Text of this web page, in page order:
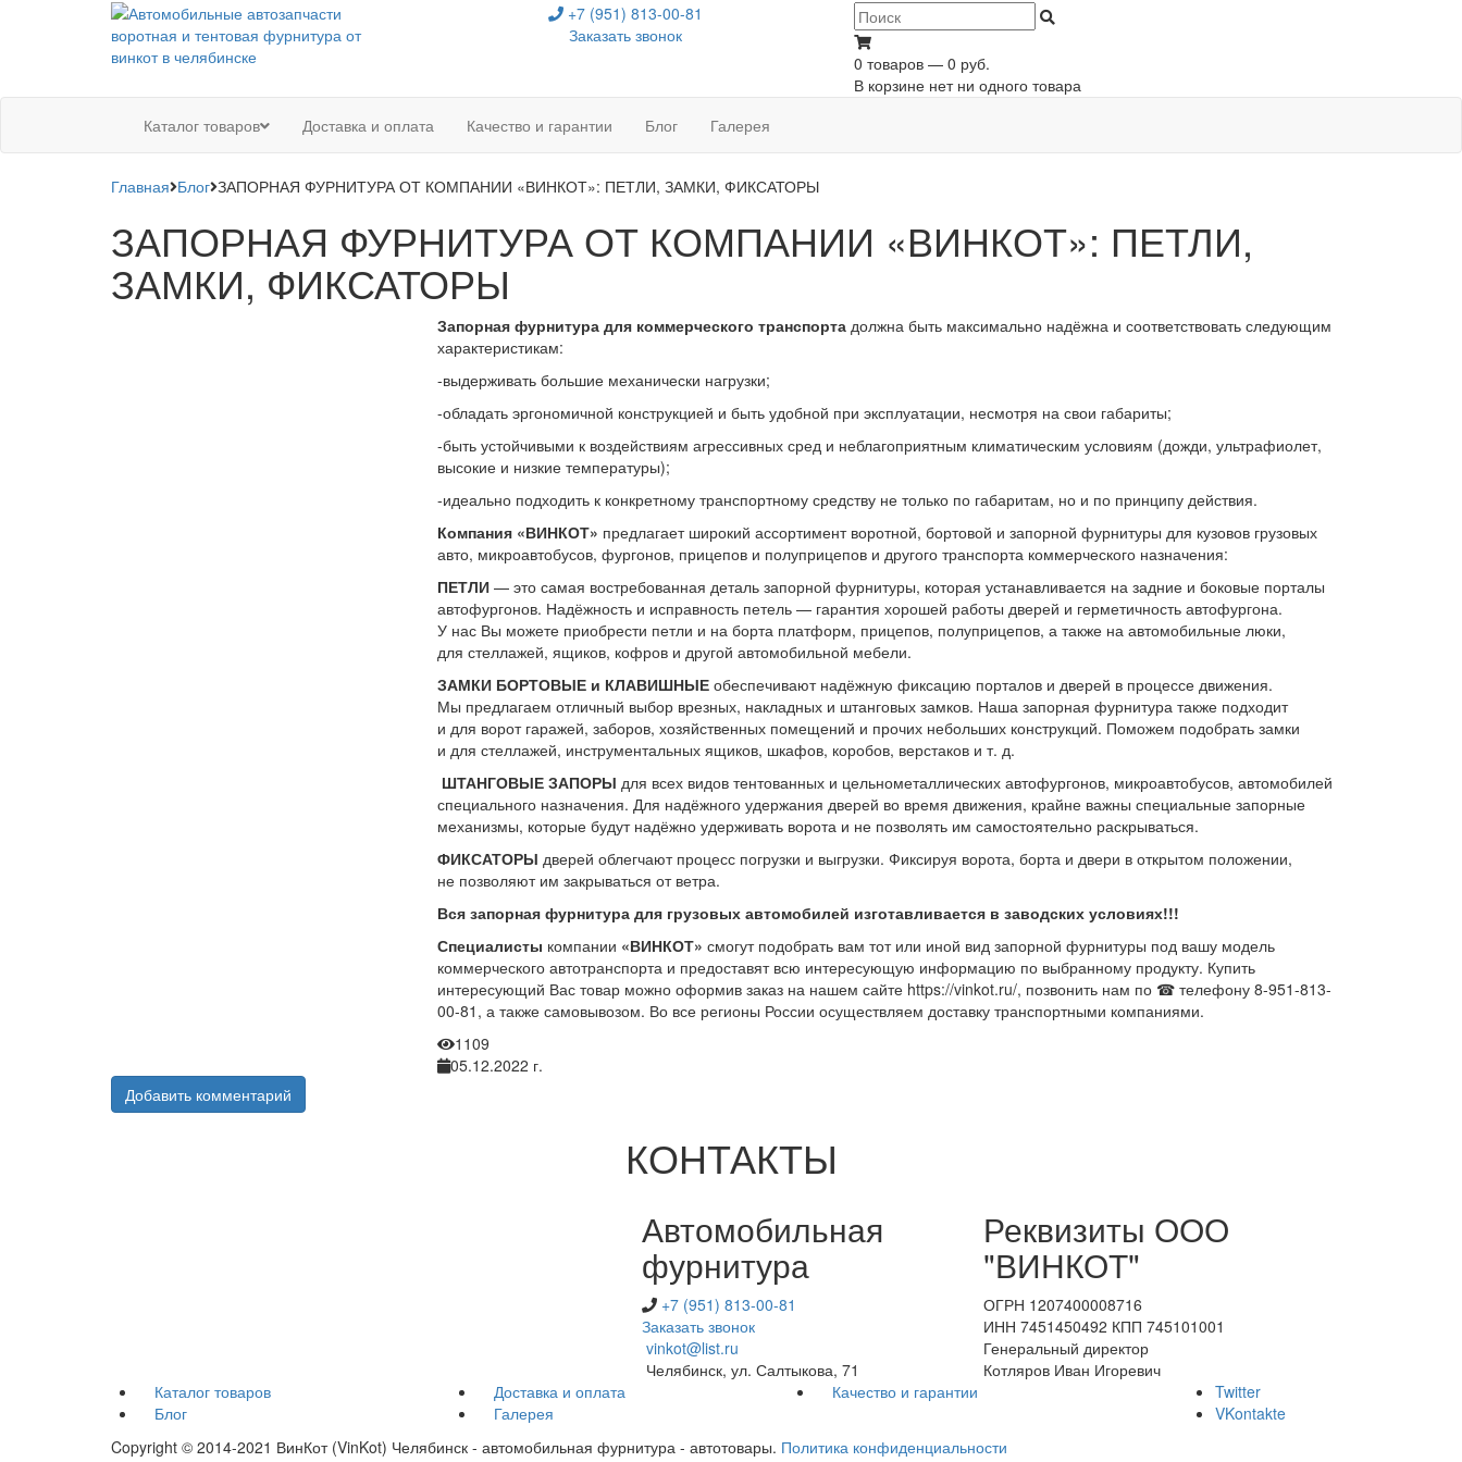
+7 (951) 813-00-81
Заказать звонок
0 товаров — 0 руб.
В корзине нет ни одного товара
Каталог товаров
Доставка и оплата Качество и гарантии Блог Галерея
Главная Блог ЗАПОРНАЯ ФУРНИТУРА ОТ КОМПАНИИ «ВИНКОТ»: ПЕТЛИ, ЗАМКИ, ФИКСАТОРЫ
ЗАПОРНАЯ ФУРНИТУРА ОТ КОМПАНИИ «ВИНКОТ»: ПЕТЛИ,
ЗАМКИ, ФИКСАТОРЫ
Запорная фурнитура для коммерческого транспорта должна быть максимально надёжна и соответствовать следующим
характеристикам:
-выдерживать большие механически нагрузки;
-обладать эргономичной конструкцией и быть удобной при эксплуатации, несмотря на свои габариты;
-быть устойчивыми к воздействиям агрессивных сред и неблагоприятным климатическим условиям (дожди, ультрафиолет,
высокие и низкие температуры);
-идеально подходить к конкретному транспортному средству не только по габаритам, но и по принципу действия.
Компания «ВИНКОТ» предлагает широкий ассортимент воротной, бортовой и запорной фурнитуры для кузовов грузовых
авто, микроавтобусов, фургонов, прицепов и полуприцепов и другого транспорта коммерческого назначения:
ПЕТЛИ — это самая востребованная деталь запорной фурнитуры, которая устанавливается на задние и боковые порталы
автофургонов. Надёжность и исправность петель — гарантия хорошей работы дверей и герметичность автофургона.
У нас Вы можете приобрести петли и на борта платформ, прицепов, полуприцепов, а также на автомобильные люки,
для стеллажей, ящиков, кофров и другой автомобильной мебели.
ЗАМКИ БОРТОВЫЕ и КЛАВИШНЫЕ обеспечивают надёжную фиксацию порталов и дверей в процессе движения.
Мы предлагаем отличный выбор врезных, накладных и штанговых замков. Наша запорная фурнитура также подходит
и для ворот гаражей, заборов, хозяйственных помещений и прочих небольших конструкций. Поможем подобрать замки
и для стеллажей, инструментальных ящиков, шкафов, коробов, верстаков и т. д.
ШТАНГОВЫЕ ЗАПОРЫ для всех видов тентованных и цельнометаллических автофургонов, микроавтобусов, автомобилей
специального назначения. Для надёжного удержания дверей во время движения, крайне важны специальные запорные
механизмы, которые будут надёжно удерживать ворота и не позволять им самостоятельно раскрываться.
ФИКСАТОРЫ дверей облегчают процесс погрузки и выгрузки. Фиксируя ворота, борта и двери в открытом положении,
не позволяют им закрываться от ветра.
Вся запорная фурнитура для грузовых автомобилей изготавливается в заводских условиях!!!
Специалисты компании «ВИНКОТ» смогут подобрать вам тот или иной вид запорной фурнитуры под вашу модель
коммерческого автотранспорта и предоставят всю интересующую информацию по выбранному продукту. Купить
интересующий Вас товар можно оформив заказ на нашем сайте https://vinkot.ru/, позвонить нам по ☎ телефону 8-951-813-
00-81, а также самовывозом. Во все регионы России осуществляем доставку транспортными компаниями.
1109
05.12.2022 г.
Добавить комментарий
КОНТАКТЫ
Автомобильная
фурнитура
+7 (951) 813-00-81
Заказать звонок
vinkot@list.ru
Челябинск, ул. Салтыкова, 71
Реквизиты ООО
"ВИНКОТ"
ОГРН 1207400008716
ИНН 7451450492 КПП 745101001
Генеральный директор
Котляров Иван Игоревич
Каталог товаров
Доставка и оплата
Качество и гарантии
Блог
Галерея
Twitter
VKontakte
Copyright © 2014-2021 ВинКот (VinKot) Челябинск - автомобильная фурнитура - автотовары. Политика конфиденциальности